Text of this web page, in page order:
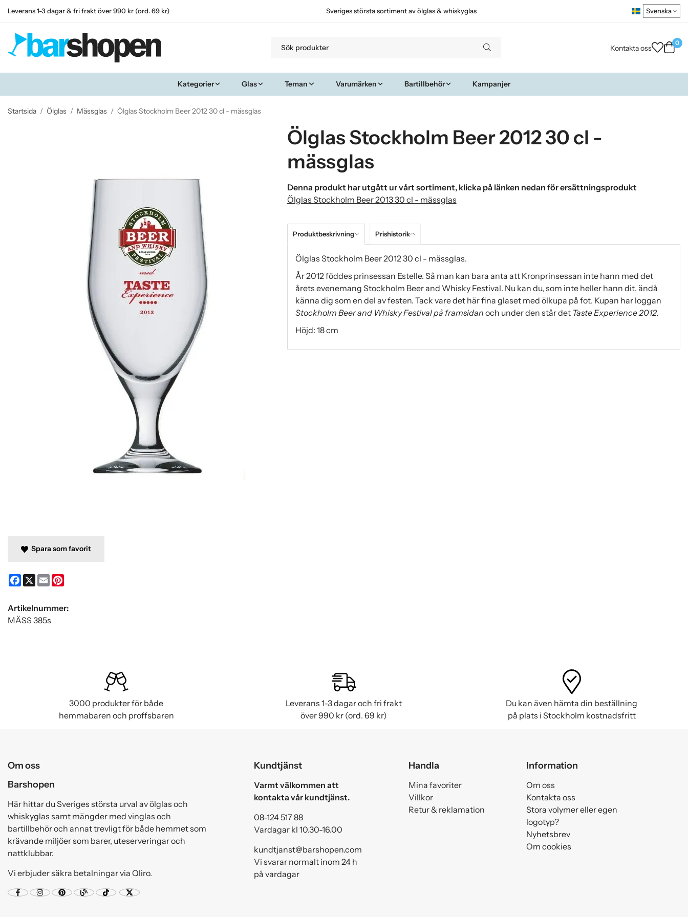
Leverans 1-3 dagar & fri frakt över 990 kr (ord. 69 kr) Sveriges största sortiment av ölglas & whiskyglas
Kontakta oss
0
Kategorier Glas Teman Varumärken Bartillbehör Kampanjer
Startsida / Ölglas / Mässglas / Ölglas Stockholm Beer 2012 30 cl - mässglas
Ölglas Stockholm Beer 2012 30 cl -
mässglas
Denna produkt har utgått ur vårt sortiment, klicka på länken nedan för ersättningsprodukt
Ölglas Stockholm Beer 2013 30 cl - mässglas
Produktbeskrivning Prishistorik
Ölglas Stockholm Beer 2012 30 cl - mässglas.
År 2012 föddes prinsessan Estelle. Så man kan bara anta att Kronprinsessan inte hann med det
årets evenemang Stockholm Beer and Whisky Festival. Nu kan du, som inte heller hann dit, ändå
känna dig som en del av festen. Tack vare det här fina glaset med ölkupa på fot. Kupan har loggan
Stockholm Beer and Whisky Festival på framsidan och under den står det Taste Experience 2012.
Höjd: 18 cm
Spara som favorit
Facebook
X Email
Artikelnummer:
MÄSS 385s
3000 produkter för både
hemmabaren och proffsbaren
Leverans 1-3 dagar och fri frakt
över 990 kr (ord. 69 kr)
Du kan även hämta din beställning
på plats i Stockholm kostnadsfritt
Om oss
Barshopen
Här hittar du Sveriges största urval av ölglas och
whiskyglas samt mängder med vinglas och
bartillbehör och annat trevligt för både hemmet som
krävande miljöer som barer, uteserveringar och
nattklubbar.
Vi erbjuder säkra betalningar via Qliro.
Kundtjänst
Varmt välkommen att
kontakta vår kundtjänst.
08-124 517 88
Vardagar kl 10.30-16.00
kundtjanst@barshopen.com
Vi svarar normalt inom 24 h
på vardagar
Handla
Mina favoriter
Villkor
Retur & reklamation
Information
Om oss
Kontakta oss
Stora volymer eller egen
logotyp?
Nyhetsbrev
Om cookies